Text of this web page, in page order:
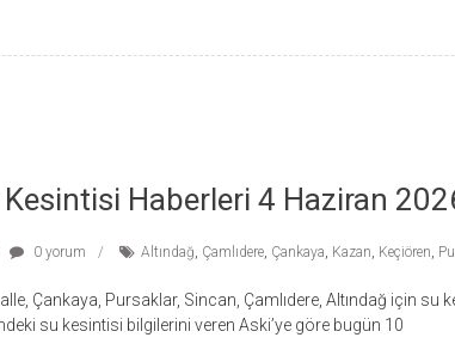
Kesintisi Haberleri 4 Haziran
0 yorum Altındağ, Çamlıdere, Çankaya, Kazan, Keçiören,
Çankaya, Pursaklar, Sincan, Çamlıdere, Altındağ için su
su kesintisi bilgilerini veren Aski’ye göre bugün 10